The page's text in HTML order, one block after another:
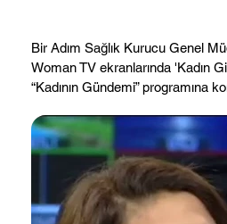
Bir Adım Sağlık Kurucu Genel
Woman TV ekranlarında 'Kadın
“Kadının Gündemi” programına